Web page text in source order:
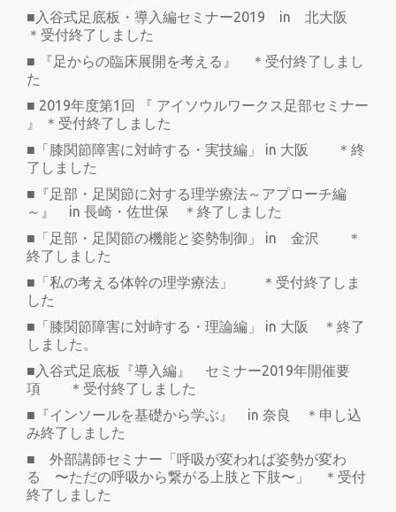
■入谷式足底板・導入編セミナー2019 in 北大阪
＊受付終了しました
■ 『足からの臨床展開を考える』 ＊受付終了しまし
た
■ 2019年度第1回 『 アイソウルワークス足部セミナー
』 ＊受付終了しました
■「膝関節障害に対峙する・実技編」 in 大阪 ＊終
了しました
■『足部・足関節に対する理学療法～アプローチ編
～』 in 長崎・佐世保 ＊終了しました
■「足部・足関節の機能と姿勢制御」 in 金沢 ＊
終了しました
■「私の考える体幹の理学療法」 ＊受付終了しま
した
■「膝関節障害に対峙する・理論編」 in 大阪 ＊終了
しました。
■入谷式足底板『導入編』 セミナー2019年開催要
項 ＊受付終了しました
■『インソールを基礎から学ぶ』 in 奈良 ＊申し込
み終了しました
■ 外部講師セミナー「呼吸が変われば姿勢が変わ
る 〜ただの呼吸から繋がる上肢と下肢〜」 ＊受付
終了しました